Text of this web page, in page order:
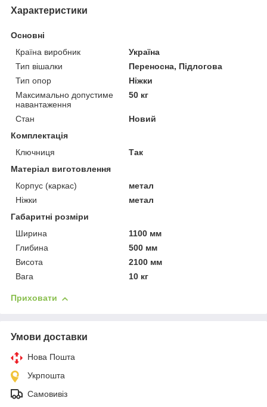
Характеристики
Основні
Країна виробник
Україна
Тип вішалки
Переносна, Підлогова
Тип опор
Ніжки
Максимально допустиме
навантаження
50 кг
Стан
Новий
Комплектація
Ключниця
Так
Матеріал виготовлення
Корпус (каркас)
метал
Ніжки
метал
Габаритні розміри
Ширина
1100 мм
Глибина
500 мм
Висота
2100 мм
Вага
10 кг
Приховати
Умови доставки
Нова Пошта
Укрпошта
Самовивіз